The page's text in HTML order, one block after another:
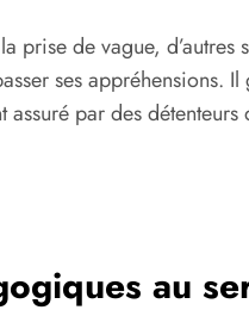
prise de vague, d’autres
ses appréhensions. Il
par des détenteurs
au